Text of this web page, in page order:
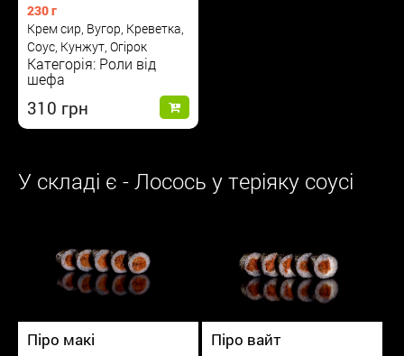
230 г
Крем сир, Вугор, Креветка,
Соус, Кунжут, Огірок
Категорія: Роли від
шефа
310
У складі є - Лосось у теріяку соусі
Піро макі Піро вайт